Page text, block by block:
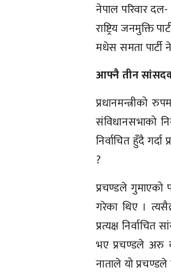
नेपाल परिवार दल-
राष्ट्रिय जनमुक्ति
मधेस समता पार्टी
आफ्नै तीन
प्रधानमन्त्रीको
संविधानसभाको
निर्वाचित हुँदै
?
प्रचण्डले गुमाएको
गरेका थिए ।
प्रत्यक्ष
भए प्रचण्डले अरु
नाताले यो